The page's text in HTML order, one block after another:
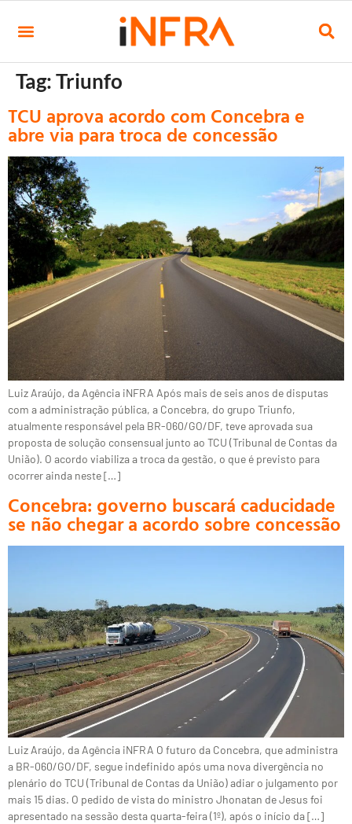
Tag:Triunfo
TCU aprova acordo com Concebra e
abre via para troca de concessão
Luiz Araújo, da Agência iNFRA Após mais de seis anos de disputas
com a administração pública, a Concebra, do grupo Triunfo,
atualmente responsável pela BR-060/GO/DF, teve aprovada sua
proposta de solução consensual junto ao TCU (Tribunal de Contas da
União). O acordo viabiliza a troca da gestão, o que é previsto para
ocorrer ainda neste […]
Concebra: governo buscará caducidade
se não chegar a acordo sobre concessão
Luiz Araújo, da Agência iNFRA O futuro da Concebra, que administra
a BR-060/GO/DF, segue indefinido após uma nova divergência no
plenário do TCU (Tribunal de Contas da União) adiar o julgamento por
mais 15 dias. O pedido de vista do ministro Jhonatan de Jesus foi
apresentado na sessão desta quarta-feira (1º), após o início da […]